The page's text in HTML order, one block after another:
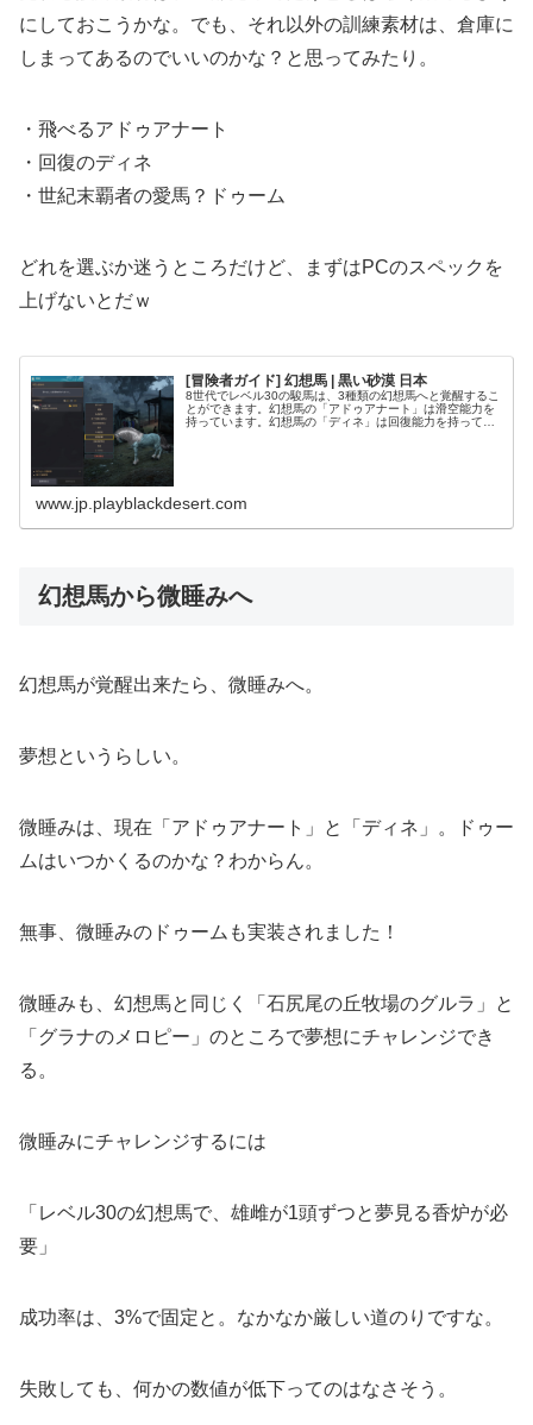
にしておこうかな。でも、それ以外の訓練素材は、倉庫に
しまってあるのでいいのかな？と思ってみたり。
・飛べるアドゥアナート
・回復のディネ
・世紀末覇者の愛馬？ドゥーム
どれを選ぶか迷うところだけど、まずはPCのスペックを
上げないとだｗ
[冒険者ガイド] 幻想馬 | 黒い砂漠 日本
8世代でレベル30の駿馬は、3種類の幻想馬へと覚醒するこ
とができます。幻想馬の「アドゥアナート」は滑空能力を
持っています。幻想馬の「ディネ」は回復能力を持ってい
www.jp.playblackdesert.com
幻想馬から微睡みへ
幻想馬が覚醒出来たら、微睡みへ。
夢想というらしい。
微睡みは、現在「アドゥアナート」と「ディネ」。ドゥー
ムはいつかくるのかな？わからん。
無事、微睡みのドゥームも実装されました！
微睡みも、幻想馬と同じく「石尻尾の丘牧場のグルラ」と
「グラナのメロピー」のところで夢想にチャレンジでき
る。
微睡みにチャレンジするには
「レベル30の幻想馬で、雄雌が1頭ずつと夢見る香炉が必
要」
成功率は、3%で固定と。なかなか厳しい道のりですな。
失敗しても、何かの数値が低下ってのはなさそう。